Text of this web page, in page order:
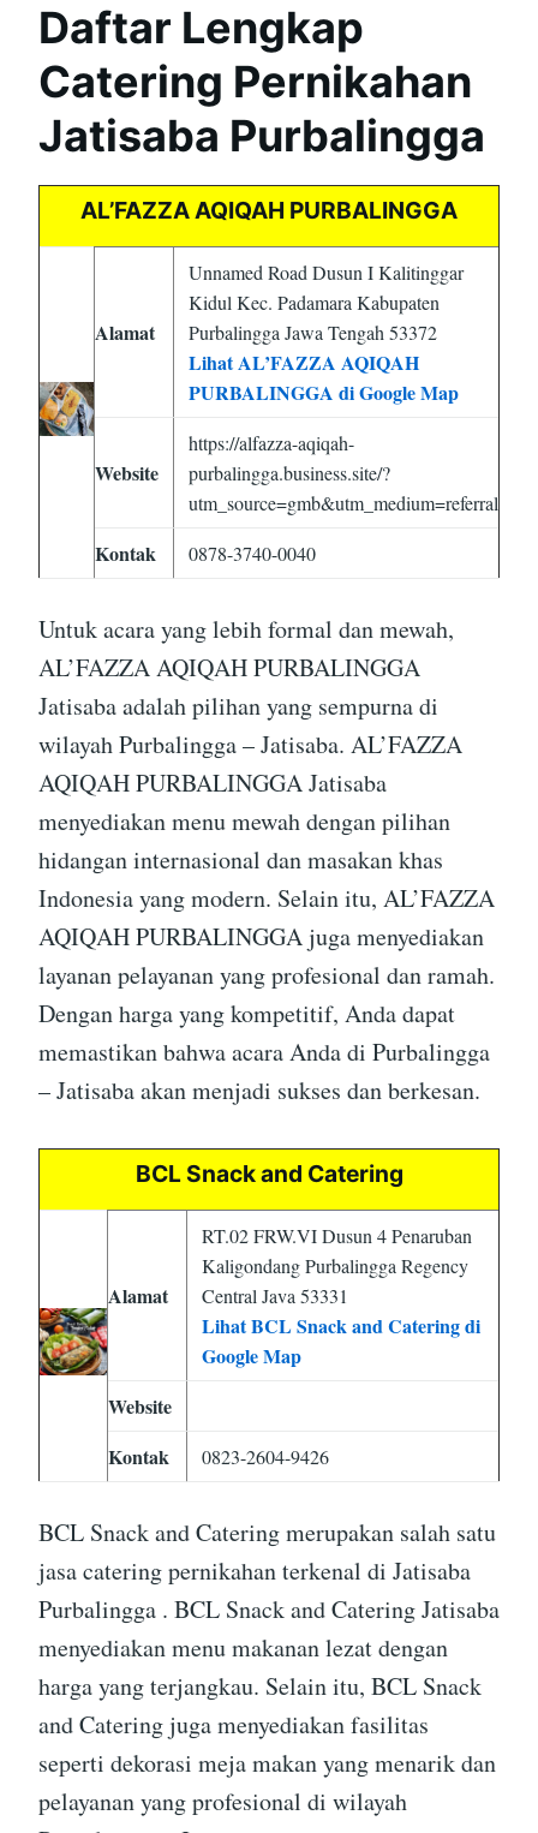
Daftar Lengkap
Catering Pernikahan
Jatisaba Purbalingga
AL’FAZZA AQIQAH PURBALINGGA
Alamat
Unnamed Road Dusun I Kalitinggar
Kidul Kec. Padamara Kabupaten
Purbalingga Jawa Tengah 53372
Lihat AL’FAZZA AQIQAH
PURBALINGGA di Google Map
Website
https://alfazza-aqiqah-
purbalingga.business.site/?
utm_source=gmb&utm_medium=referral
Kontak 0878-3740-0040
Untuk acara yang lebih formal dan mewah,
AL’FAZZA AQIQAH PURBALINGGA
Jatisaba adalah pilihan yang sempurna di
wilayah Purbalingga – Jatisaba. AL’FAZZA
AQIQAH PURBALINGGA Jatisaba
menyediakan menu mewah dengan pilihan
hidangan internasional dan masakan khas
Indonesia yang modern. Selain itu, AL’FAZZA
AQIQAH PURBALINGGA juga menyediakan
layanan pelayanan yang profesional dan ramah.
Dengan harga yang kompetitif, Anda dapat
memastikan bahwa acara Anda di Purbalingga
– Jatisaba akan menjadi sukses dan berkesan.
BCL Snack and Catering
Alamat
RT.02 FRW.VI Dusun 4 Penaruban
Kaligondang Purbalingga Regency
Central Java 53331
Lihat BCL Snack and Catering di
Google Map
Website
Kontak
0823-2604-9426
BCL Snack and Catering merupakan salah satu
jasa catering pernikahan terkenal di Jatisaba
Purbalingga . BCL Snack and Catering Jatisaba
menyediakan menu makanan lezat dengan
harga yang terjangkau. Selain itu, BCL Snack
and Catering juga menyediakan fasilitas
seperti dekorasi meja makan yang menarik dan
pelayanan yang profesional di wilayah